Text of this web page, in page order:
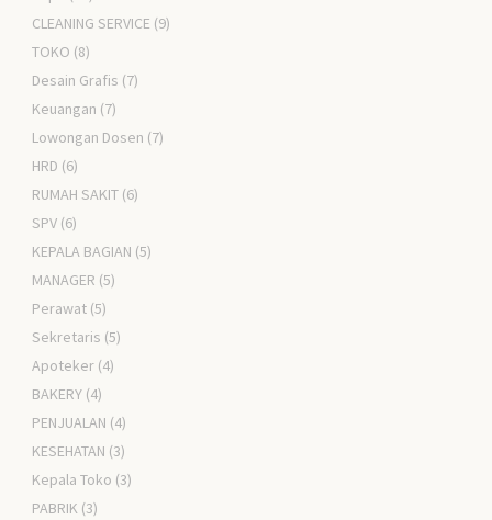
CLEANING SERVICE (9)
TOKO (8)
Desain Grafis (7)
Keuangan (7)
Lowongan Dosen (7)
HRD (6)
RUMAH SAKIT (6)
SPV (6)
KEPALA BAGIAN (5)
MANAGER (5)
Perawat (5)
Sekretaris (5)
Apoteker (4)
BAKERY (4)
PENJUALAN (4)
KESEHATAN (3)
Kepala Toko (3)
PABRIK (3)